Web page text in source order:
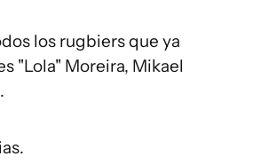
los rugbiers que ya
"Lola" Moreira, Mikael